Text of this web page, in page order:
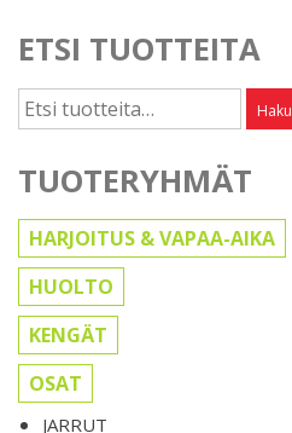
ETSI TUOTTEITA
Etsi: Haku
TUOTERYHMÄT
HARJOITUS & VAPAA-AIKA
HUOLTO
KENGÄT
OSAT
JARRUT